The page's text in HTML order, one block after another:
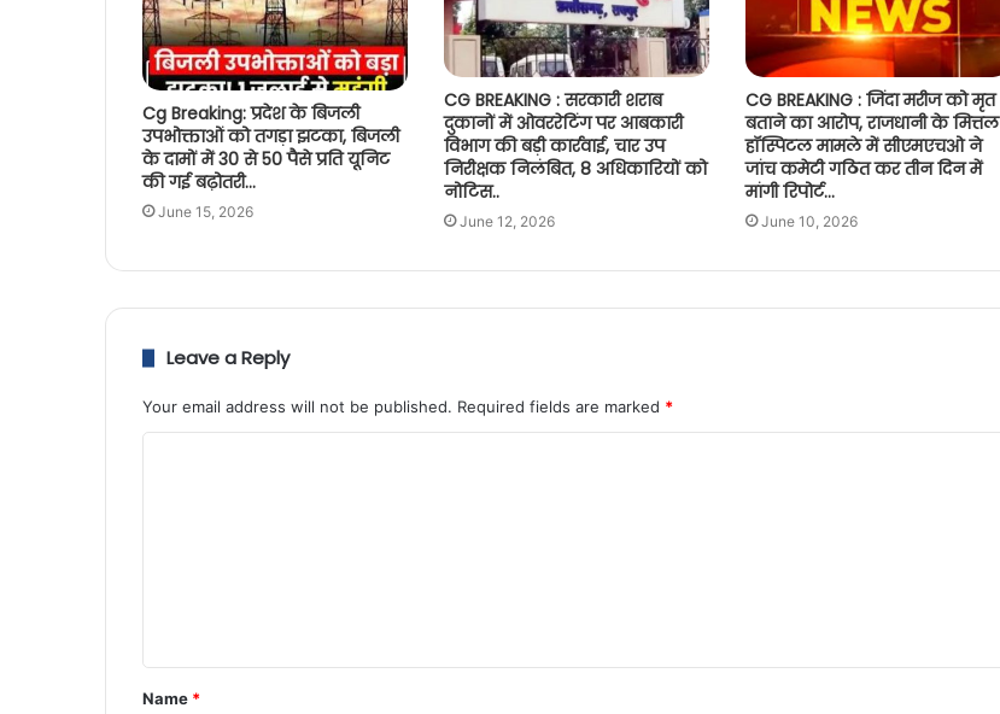
Cg Breaking: प्रदेश के बिजली
उपभोक्ताओं को तगड़ा झटका, बिजली
के दामों में 30 से 50 पैसे प्रति यूनिट
की गई बढ़ोतरी…
June 15, 2026
CG BREAKING : सरकारी शराब
दुकानों में ओवररेटिंग पर आबकारी
विभाग की बड़ी कार्रवाई, चार उप
निरीक्षक निलंबित, 8 अधिकारियों को
नोटिस..
June 12, 2026
CG BREAKING : जिंदा मरीज को मृत
बताने का आरोप, राजधानी के मित्तल
हॉस्पिटल मामले में सीएमएचओ ने
जांच कमेटी गठित कर तीन दिन में
मांगी रिपोर्ट…
June 10, 2026
Leave a Reply
Your email address will not be published. Required fields are marked *
Name *